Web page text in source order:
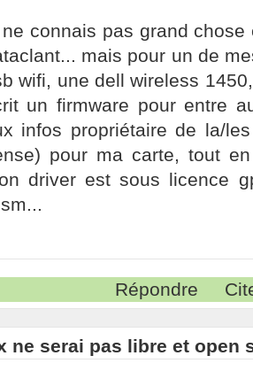
connais pas grand
mais pour un de
wifi, une dell wireless
un firmware pour entre
infos propriétaire de la/
pour ma carte, tout
driver est sous licence
Répondre
ne serai pas libre et open